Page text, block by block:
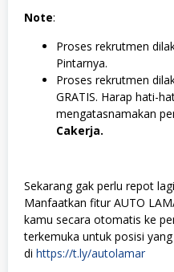
Note:
Proses rekrutmen
Pintarnya.
Proses rekrutmen
GRATIS. Harap hati-
mengatasnamakan
Cakerja.
Sekarang gak perlu repot
Manfaatkan fitur AUTO
kamu secara otomatis ke
terkemuka untuk posisi
di https://t.ly/autolamar